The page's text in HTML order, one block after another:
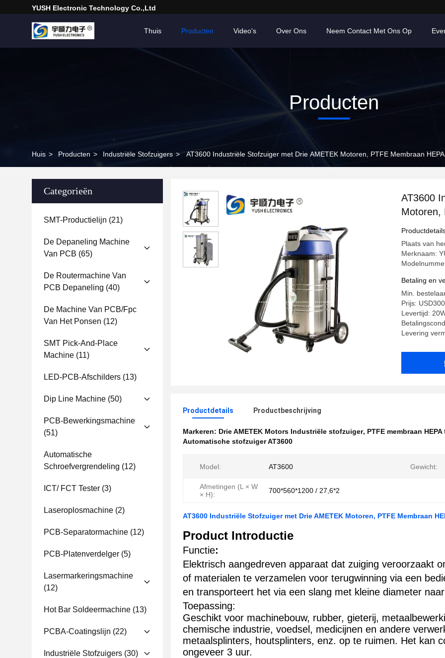
YUSH Electronic Technology Co.,Ltd
Thuis Producten Video's Over Ons Neem Contact Met Ons Op
Producten
Huis > Producten > Industriële Stofzuigers > AT3600 Industriële Stofzuiger met Drie AMETEK Motoren, PTFE Membraan
Categorieën
SMT-Productielijn (21)
De Depaneling Machine
Van PCB (65)
De Routermachine Van
PCB Depaneling (40)
De Machine Van PCB/fpc
Van Het Ponsen (12)
SMT Pick-And-Place
Machine (11)
LED-PCB-Afschilders (13)
Dip Line Machine (50)
PCB-Bewerkingsmachine
(51)
Automatische
Schroefvergrendeling (12)
ICT/ FCT Tester (3)
Laseroplosmachine (2)
PCB-Separatormachine (12)
PCB-Platenverdelger (5)
Lasermarkeringsmachine
(12)
Hot Bar Soldeermachine (13)
PCBA-Coatingslijn (22)
Industriële Stofzuigers (30)
AT3600
Motoren,
Plaats van
Merknaam:
Betaling en
Min.
Prijs:
Levertijd:
Levering
Productdetails Productbeschrijving
Markeren: Drie AMETEK Motors Industriële stofzuiger, PTFE membraan
Automatische stofzuiger AT3600
Model: AT3600 Gewicht:
Afmetingen (L × W
× H):
700*560*1200 / 27,6*2
AT3600 Industriële Stofzuiger met Drie AMETEK Motoren, PTFE Membraan
Product Introductie
Functie:
Elektrisch aangedreven apparaat dat zuiging veroorzaakt
of materialen te verzamelen voor terugwinning via een
en transporteert het via een slang met kleine diameter
Toepassing:
Geschikt voor machinebouw, rubber, gieterij,
chemische industrie, voedsel, medicijnen en andere
metaalsplinters, houtsplinters, enz. op te ruimen. Het kan
ongeveer 3 uur.